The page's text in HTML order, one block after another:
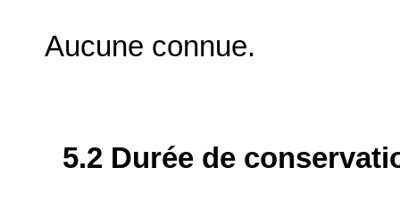
Aucune connue.
5.2 Durée de